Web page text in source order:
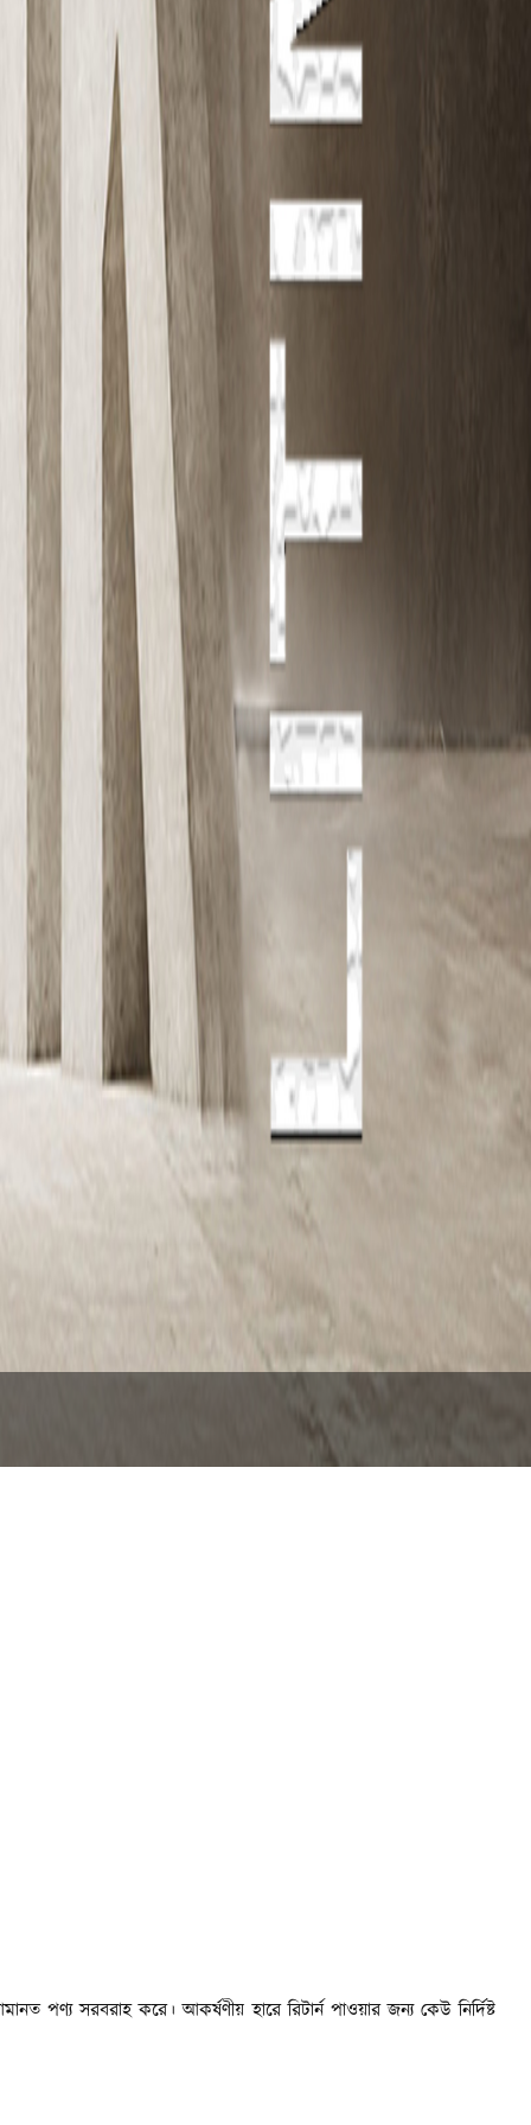
পণ্য সরবরাহ করে। আকর্ষণীয় হারে রিটার্ন পাওয়ার জন্য কেউ নির্দিষ্ট